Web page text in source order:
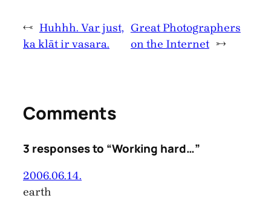
← Huhhh. Var just,
ka klāt ir vasara.
Great Photographers
on the Internet →
Comments
3 responses to “Working hard…”
2006.06.14.
earth